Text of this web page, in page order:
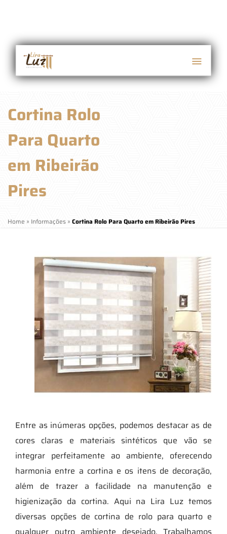
Cortina Rolo
Para Quarto
em Ribeirão
Pires
Home » Informações » Cortina Rolo Para Quarto em Ribeirão Pires
Entre as inúmeras opções, podemos destacar as de
cores claras e materiais sintéticos que vão se
integrar perfeitamente ao ambiente, oferecendo
harmonia entre a cortina e os itens de decoração,
além de trazer a facilidade na manutenção e
higienização da cortina. Aqui na Lira Luz temos
diversas opções de cortina de rolo para quarto e